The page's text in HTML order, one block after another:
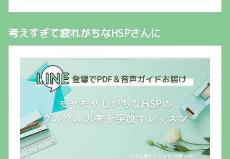
考えすぎて疲れがちなHSPさんに